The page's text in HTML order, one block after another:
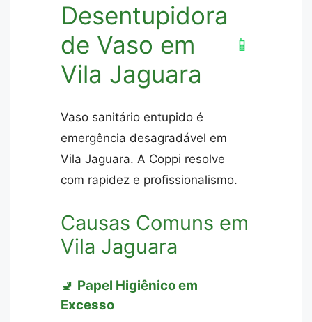
Desentupidora
de Vaso em
Vila Jaguara
📱
Vaso sanitário entupido é
emergência desagradável em
Vila Jaguara. A Coppi resolve
com rapidez e profissionalismo.
Causas Comuns em
Vila Jaguara
🚽 Papel Higiênico em
Excesso